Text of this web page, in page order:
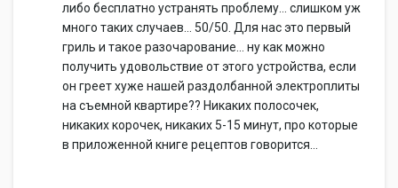
либо бесплатно устранять проблему... слишком уж
много таких случаев... 50/50. Для нас это первый
гриль и такое разочарование... ну как можно
получить удовольствие от этого устройства, если
он греет хуже нашей раздолбанной электроплиты
на съемной квартире?? Никаких полосочек,
никаких корочек, никаких 5-15 минут, про которые
в приложенной книге рецептов говорится...